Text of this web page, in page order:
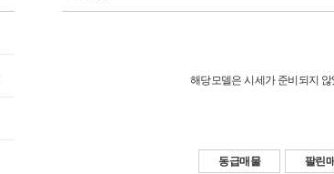
해당모델은 시세가 준비되지
동급매물 팔린